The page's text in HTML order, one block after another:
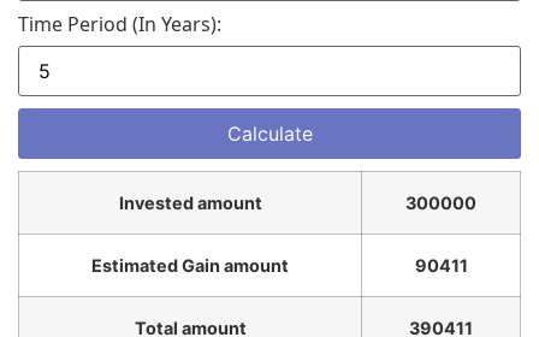
Time Period (in Years):
Invested amount 300000
Estimated Gain amount 90411
Total amount 390411